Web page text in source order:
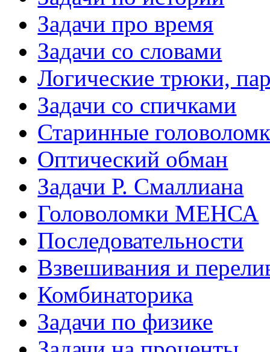
Задачи про время
Задачи со словами
Логические трюки,
Задачи со спичками
Старинные
Оптический обман
Задачи Р. Смаллиана
Головоломки МЕНСА
Последовательности
Взвешивания и
Комбинаторика
Задачи по физике